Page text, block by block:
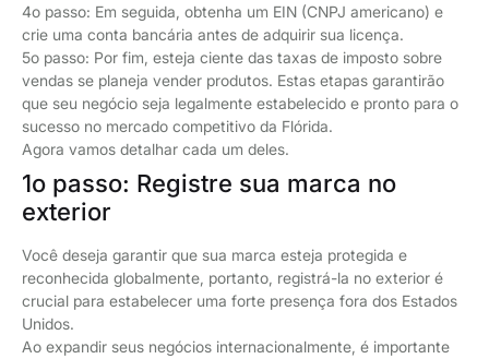
4o passo: Em seguida, obtenha um EIN (CNPJ americano) e
crie uma conta bancária antes de adquirir sua licença.
5o passo: Por fim, esteja ciente das taxas de imposto sobre
vendas se planeja vender produtos. Estas etapas garantirão
que seu negócio seja legalmente estabelecido e pronto para o
sucesso no mercado competitivo da Flórida.
Agora vamos detalhar cada um deles.
1o passo: Registre sua marca no
exterior
Você deseja garantir que sua marca esteja protegida e
reconhecida globalmente, portanto, registrá-la no exterior é
crucial para estabelecer uma forte presença fora dos Estados
Unidos.
Ao expandir seus negócios internacionalmente, é importante